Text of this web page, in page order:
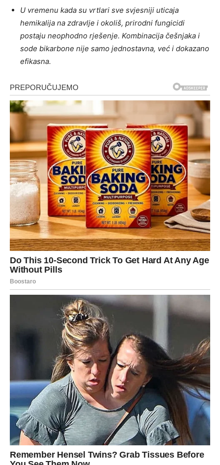
U vremenu kada su vrtlari sve svjesniji uticaja
hemikalija na zdravlje i okoliš, prirodni fungicidi
postaju neophodno rješenje. Kombinacija češnjaka i
sode bikarbone nije samo jednostavna, već i dokazano
efikasna.